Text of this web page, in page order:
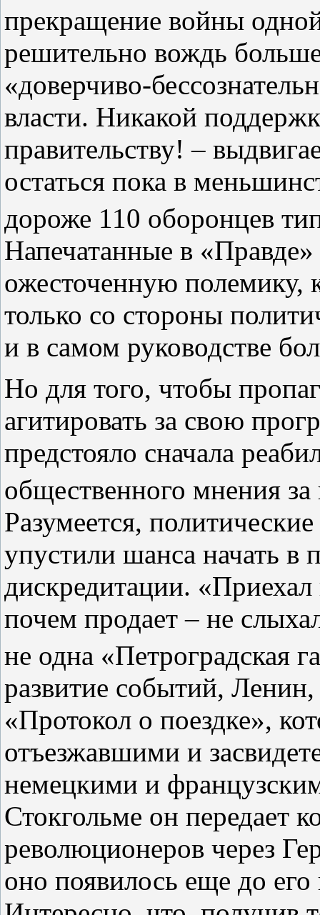
прекращение войны
решительно вождь
власти. Никакой
правительству! –
остаться пока в
дороже 110 оборонцев
Напечатанные в
ожесточенную полемику,
только со стороны
и в самом руководстве
Но для того, чтобы
агитировать за свою
предстояло сначала
общественного мнения
Разумеется,
упустили шанса начать в
дискредитации.
почем продает – не
не одна «Петроградская
развитие событий,
«Протокол о поездке»,
отъезжавшими и
немецкими и
Стокгольме он передает
революционеров через
оно появилось еще до